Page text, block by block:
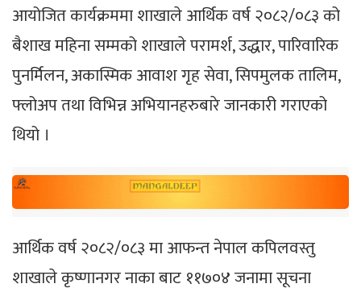
आयोजित कार्यक्रममा शाखाले आर्थिक वर्ष २०८२/०८३ को
बैशाख महिना सम्मको शाखाले परामर्श, उद्धार, पारिवारिक
पुनर्मिलन, अकास्मिक आवाश गृह सेवा, सिपमुलक तालिम,
फ्लोअप तथा विभिन्न अभियानहरुबारे जानकारी गराएको
थियो ।
आर्थिक वर्ष २०८२/०८३ मा आफन्त नेपाल कपिलवस्तु
शाखाले कृष्णानगर नाका बाट ११७०४ जनामा सूचना